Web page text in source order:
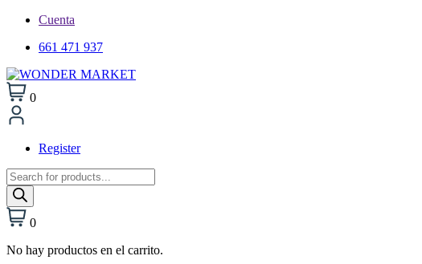
Cuenta
661 471 937
0
Register
Búsqueda
de
productos
0
No hay productos en el carrito.